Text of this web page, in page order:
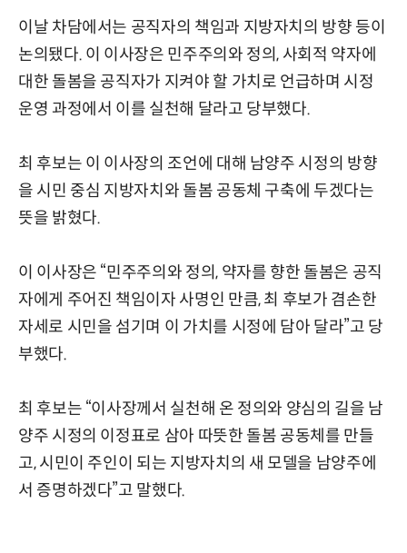
이날 차담에서는 공직자의 책임과 지방자치의 방향 등이
논의됐다. 이 이사장은 민주주의와 정의, 사회적 약자에
대한 돌봄을 공직자가 지켜야 할 가치로 언급하며 시정
운영 과정에서 이를 실천해 달라고 당부했다.
최 후보는 이 이사장의 조언에 대해 남양주 시정의 방향
을 시민 중심 지방자치와 돌봄 공동체 구축에 두겠다는
뜻을 밝혔다.
이 이사장은 “민주주의와 정의, 약자를 향한 돌봄은 공직
자에게 주어진 책임이자 사명인 만큼, 최 후보가 겸손한
자세로 시민을 섬기며 이 가치를 시정에 담아 달라”고 당
부했다.
최 후보는 “이사장께서 실천해 온 정의와 양심의 길을 남
양주 시정의 이정표로 삼아 따뜻한 돌봄 공동체를 만들
고, 시민이 주인이 되는 지방자치의 새 모델을 남양주에
서 증명하겠다”고 말했다.